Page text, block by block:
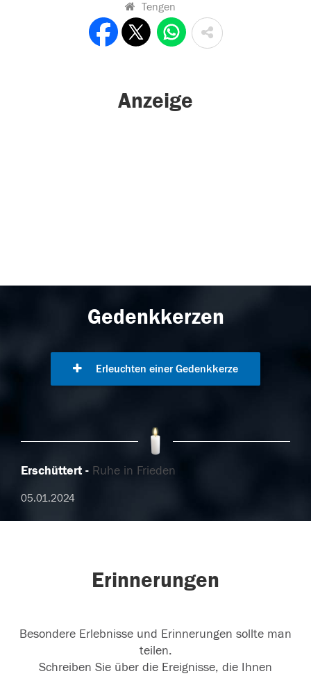
Tengen
Anzeige
Gedenkkerzen
Erleuchten einer Gedenkkerze
Erschüttert Ruhe in Frieden
05.01.2024
Erinnerungen
Besondere Erlebnisse und Erinnerungen sollte man
teilen.
Schreiben Sie über die Ereignisse, die Ihnen